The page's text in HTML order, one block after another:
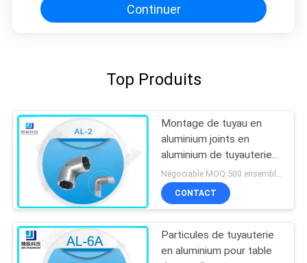
Continuer
Top Produits
Montage de tuyau en
aluminium joints en
aluminium de tuyauterie
de coude de 90 degrés
pour le tuyau d'OD 28mm
Négociable MOQ:500 ensembles
CONTACT
Particules de tuyauterie
en aluminium pour table